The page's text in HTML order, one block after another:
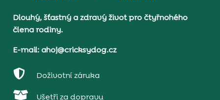
Dlouhý, šťastný a zdravý život pro čtyřnohého
člena rodiny.
E-mail: ahoj@cricksydog.cz
 Doživotní záruka
 Ušetři za dopravu